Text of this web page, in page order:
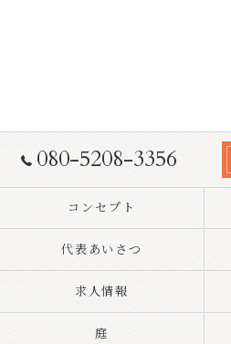
080-5208-3356
コンセプト
代表あいさつ
求人情報
庭